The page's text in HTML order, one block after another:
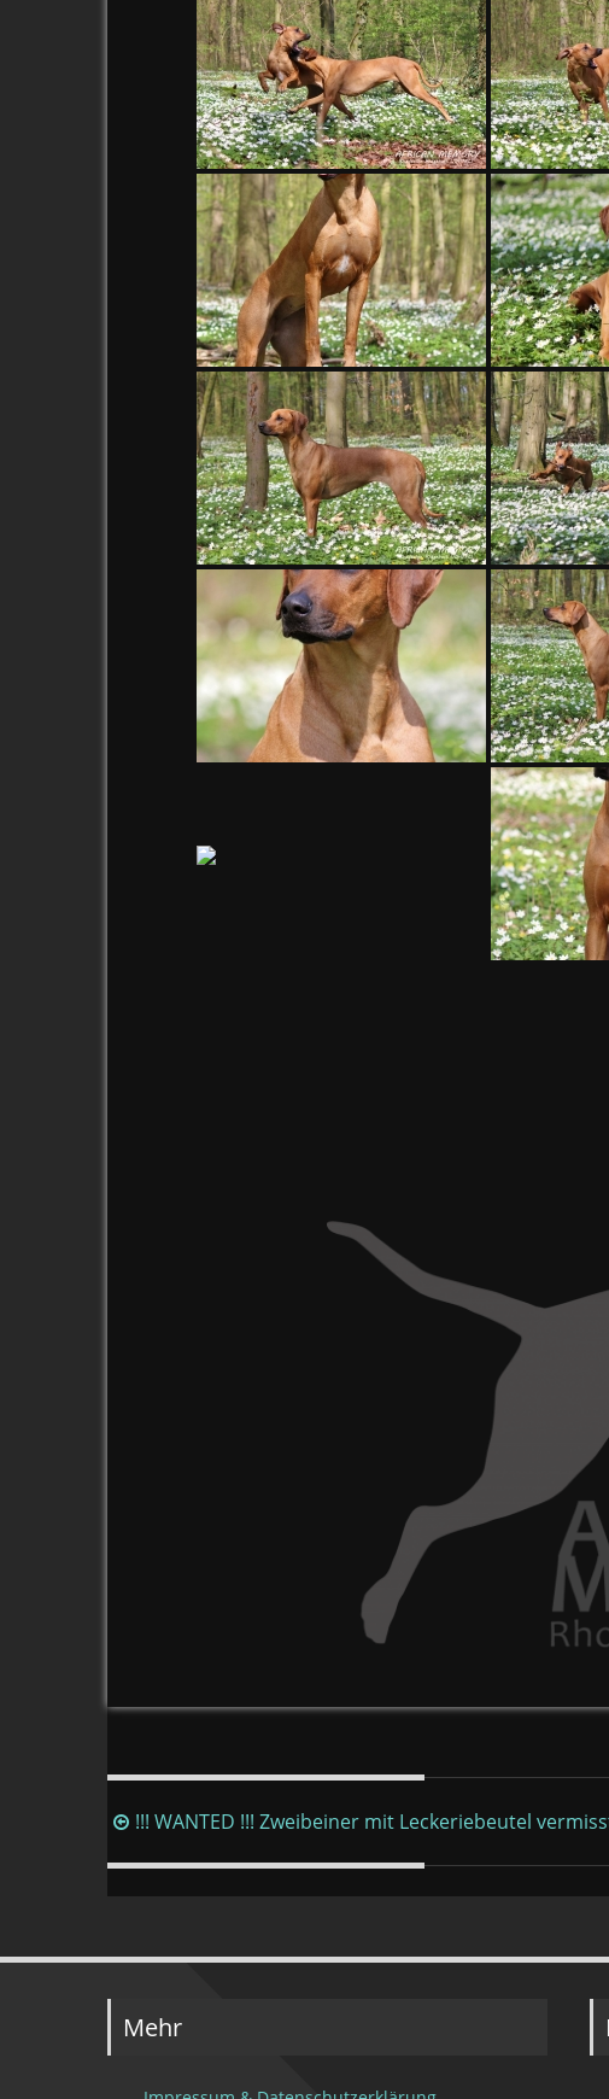
Beitragsnavigation
!!! WANTED !!! Zweibeiner mit Leckeriebeutel
Mehr